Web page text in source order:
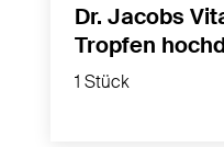
1 Stück
Dr. Jacobs
Tropfen
1 Stück